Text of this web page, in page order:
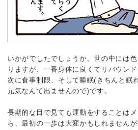
いかがでしたでしょうか。世の中には
りますが、一番身体に良くてリバウン
次に食事制限、そして睡眠(きちんと眠
元気なんて出ませんので)です。
長期的な目で見ても運動をすることは
ら、最初の一歩は大変かもしれません